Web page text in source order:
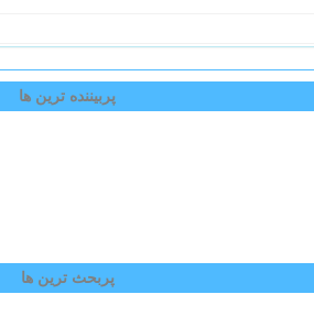
پربیننده ترین ها
پربحث ترین ها